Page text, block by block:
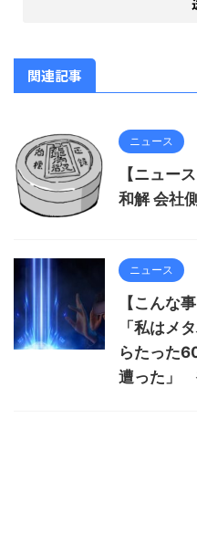
関連記事
ニュース
【ニュー
和解 会社
ニュース
【こんな
「私はメ
らたった
遭った」